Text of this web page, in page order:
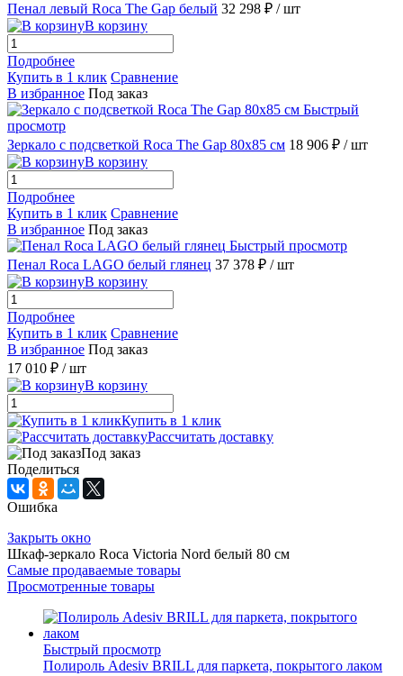
Пенал левый Roca The Gap белый 32 298 ₽ / шт
В корзину
Подробнее
Купить в 1 клик Сравнение
В избранное Под заказ
Быстрый
просмотр
Зеркало с подсветкой Roca The Gap 80х85 см 18 906 ₽ / шт
В корзину
Подробнее
Купить в 1 клик Сравнение
В избранное Под заказ
Быстрый просмотр
Пенал Roca LAGO белый глянец 37 378 ₽ / шт
В корзину
Подробнее
Купить в 1 клик Сравнение
В избранное Под заказ
17 010 ₽ / шт
В корзину
Купить в 1 клик
Рассчитать доставку
Под заказ
Поделиться
Ошибка
Закрыть окно
Шкаф-зеркало Roca Victoria Nord белый 80 см
Самые продаваемые товары
Просмотренные товары
Быстрый просмотр
Полироль Adesiv BRILL для паркета, покрытого лаком